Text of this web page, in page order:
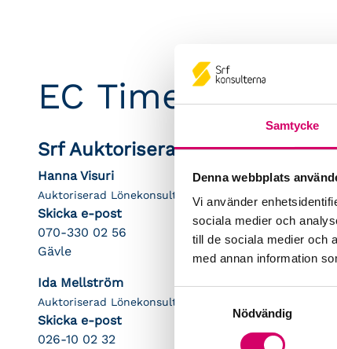
Samtycke
Denna webbplats
Vi använder
sociala medier och
till de sociala medier och
med annan information
Nödvändig
EC Time AB
Srf Auktoriserade konsulter
Hanna Visuri
Auktoriserad Lönekonsult
Skicka e-post
070-330 02 56
Gävle
Ida Mellström
Auktoriserad Lönekonsult
Skicka e-post
026-10 02 32